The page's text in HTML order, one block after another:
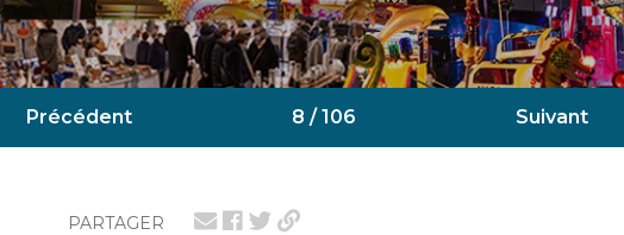
Précédent 8 / 106 Suivant
PARTAGER